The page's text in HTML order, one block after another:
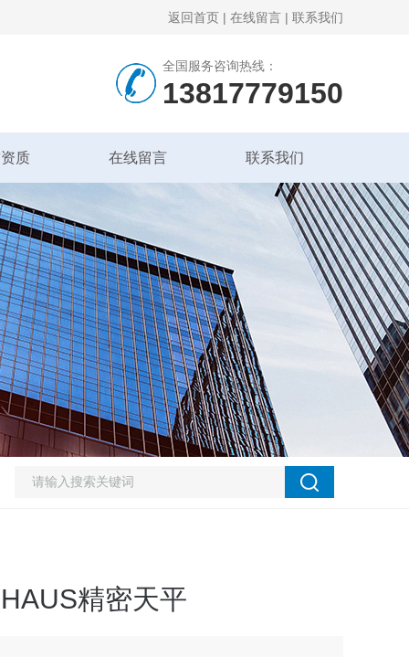
返回首页 | 在线留言 | 联系我们
全国服务咨询热线：
13817779150
质 在线留言 联系我们
精密天平